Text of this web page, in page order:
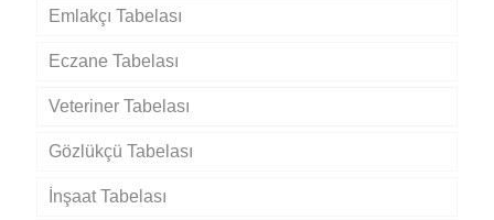
Emlakçı Tabelası
Eczane Tabelası
Veteriner Tabelası
Gözlükçü Tabelası
İnşaat Tabelası